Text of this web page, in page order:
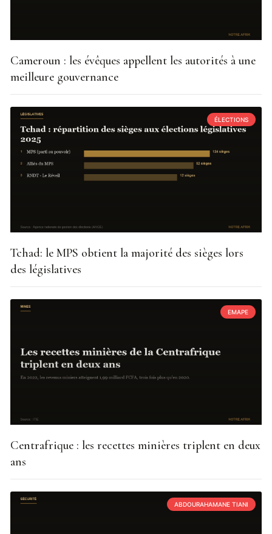
Cameroun : les évêques appellent les autorités à une
meilleure gouvernance
ÉLECTIONS
Tchad: le MPS obtient la majorité des sièges lors
des législatives
EMAPE
Centrafrique : les recettes minières triplent en deux
ans
ABDOURAHAMANE TIANI